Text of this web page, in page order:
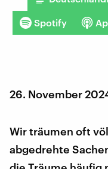
Spotify
26. November
Wir träumen oft
abgedrehte